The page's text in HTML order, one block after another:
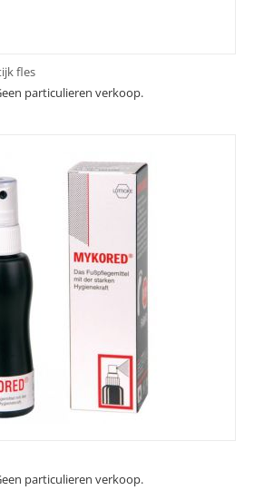
fles
particulieren verkoop.
particulieren verkoop.